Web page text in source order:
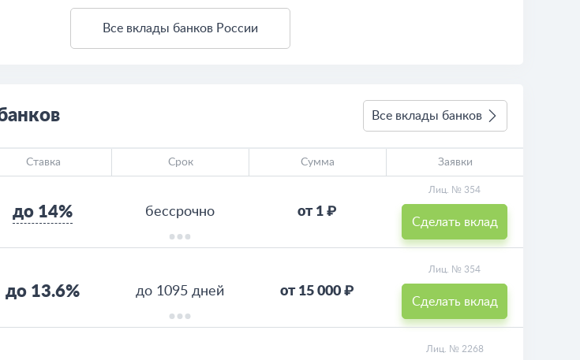
Все вклады банков России
Все вклады банков
Ставка Срок Сумма Заявки
до 14% бессрочно от 1 ₽
Лиц. № 354
Сделать вклад
до 13.6% до 1095 дней от 15 000 ₽
Лиц. № 354
Сделать вклад
Лиц. № 2268